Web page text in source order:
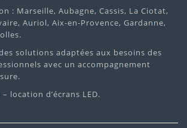
: Marseille, Aubagne, Cassis, La Ciotat,
Auriol, Aix-en-Provence, Gardanne,
solutions adaptées aux besoins des
avec un accompagnement
location d’écrans LED.